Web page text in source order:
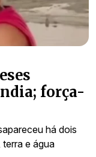
força-
há dois
e água